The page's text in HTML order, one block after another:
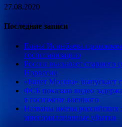
27.08.2020
Последние записи
Елена Исинбаева
госпитализацию
Россия высылает старшего
Норвегии
«Балет Москва» выпускает
ФСБ показала видео
в госизмене военного
Названы имена российских
многомиллионные убытки